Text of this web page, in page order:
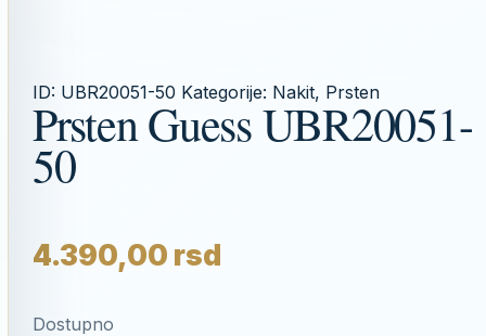
ID: UBR20051-50 Kategorije: Nakit, Prsten
Prsten Guess UBR20051-
50
4.390,00 rsd
Dostupno